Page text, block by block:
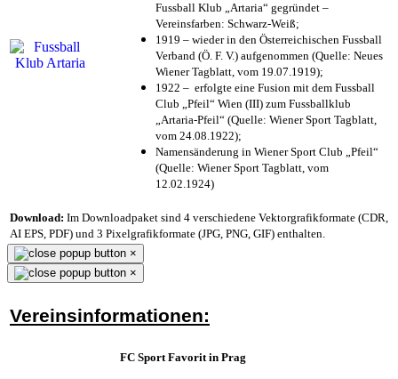
Fussball Klub „Artaria“ gegründet –
Vereinsfarben: Schwarz-Weiß;
1919 – wieder in den Österreichischen Fussball
Verband (Ö. F. V.) aufgenommen (Quelle: Neues
Wiener Tagblatt, vom 19.07.1919);
1922 – erfolgte eine Fusion mit dem Fussball
Club „Pfeil“ Wien (III) zum Fussballklub
„Artaria-Pfeil“ (Quelle: Wiener Sport Tagblatt,
vom 24.08.1922);
Namensänderung in Wiener Sport Club „Pfeil“
(Quelle: Wiener Sport Tagblatt, vom
12.02.1924)
Download: Im Downloadpaket sind 4 verschiedene Vektorgrafikformate (CDR,
AI EPS, PDF) und 3 Pixelgrafikformate (JPG, PNG, GIF) enthalten.
×
×
Vereinsinformationen:
FC Sport Favorit in Prag